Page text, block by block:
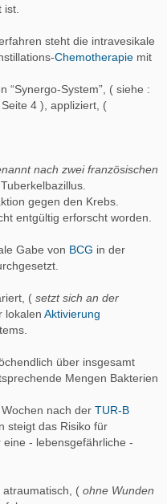
steht die intravesikale
Chemotherapie mit
“Synergo-System”, ( siehe :
, Seite 4 ), appliziert, (
nach zwei französischen
gegen den Krebs.
entgültig erforscht worden.
Gabe von BCG in der
( setzt sich an der
lokalen Aktivierung
über insgesamt
Mengen Bakterien
nach der TUR-B
steigt das Risiko für
- lebensgefährliche -
atraumatisch, ( ohne Wunden